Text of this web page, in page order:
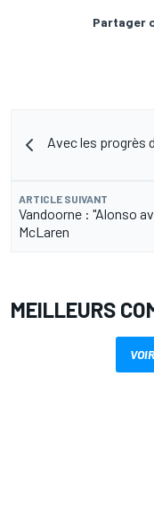
Partager
Avec les progrès
ARTICLE SUIVANT
Vandoorne : "Alonso
McLaren
MEILLEURS